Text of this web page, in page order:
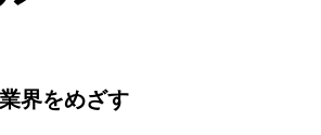
界をめざす